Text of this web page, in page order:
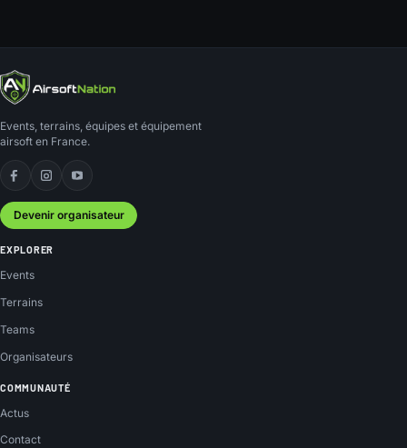
Events, terrains, équipes et équipement
airsoft en France.
Facebook
Instagram
YouTube
Devenir organisateur
EXPLORER
Events
Terrains
Teams
Organisateurs
COMMUNAUTÉ
Actus
Contact